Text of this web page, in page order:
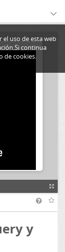
el uso de esta web
continua
de cookies.
y